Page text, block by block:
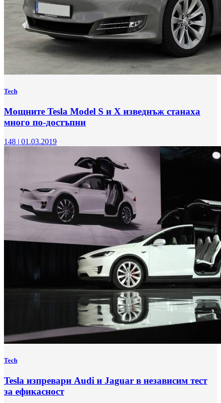
Tech
Мощните Tesla Model S и X изведнъж станаха
много по-достъпни
148 | 01.03.2019
Tech
Tesla изпревари Audi и Jaguar в независим тест
за ефикасност